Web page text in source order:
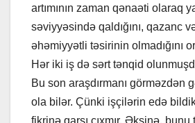
artımının zaman qənaəti olaraq
səviyyəsində qaldığını, qazanc
əhəmiyyətli təsirinin olmadığını
Hər iki iş də sərt tənqid
Bu son araşdırmanı görməzdən
ola bilər. Çünki işçilərin edə